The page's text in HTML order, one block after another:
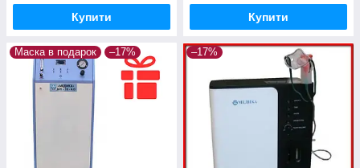
Купити Купити
Маска в подарок –17% –17%